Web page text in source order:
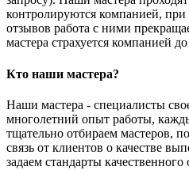
контролируются компанией,
отзывов работа с ними
мастера страхуется компанией
Кто наши мастера?
Наши мастера - специалисты
многолетний опыт работы,
тщательно отбираем мастеров,
связь от клиентов о качестве
задаем стандарты